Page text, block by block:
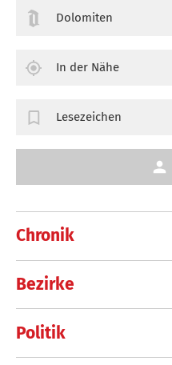
Chronik
Bezirke
Politik
Dolomiten
In der Nähe
Lesezeichen